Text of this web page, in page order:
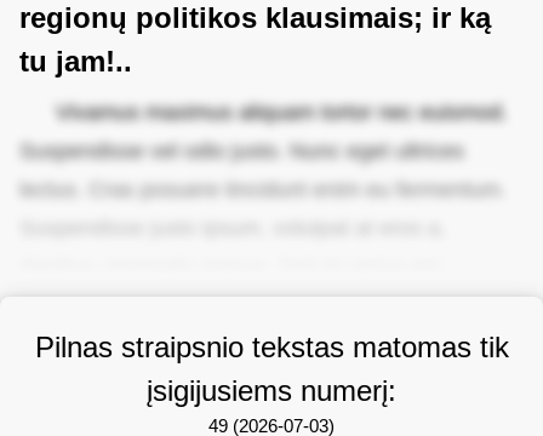
regionų politikos klausimais; ir ką
tu jam!..
Vivamus maximus aliquam tortor nec euismod.
Suspendisse vel odio justo. Nunc eget ultrices
Pilnas straipsnio tekstas matomas tik
įsigijusiems numerį:
49 (2026-07-03)